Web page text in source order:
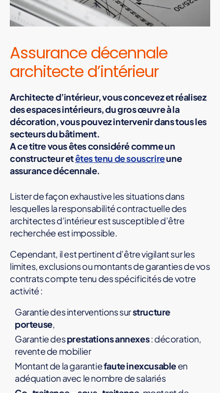
Assurance décennale
architecte d’intérieur
Architecte d’intérieur, vous concevez et réalisez
des espaces intérieurs, du gros œuvre à la
décoration, vous pouvez intervenir dans tous les
secteurs du bâtiment.
A ce titre vous êtes considéré comme un
constructeur etêtes tenu de souscrireune
assurance décennale.
Lister de façon exhaustive les situations dans
lesquelles la responsabilité contractuelle des
architectes d’intérieur est susceptible d’être
recherchée est impossible.
Cependant, il est pertinent d’être vigilant sur les
limites, exclusions ou montants de garanties de vos
contrats compte tenu des spécificités de votre
activité :
Garantie des interventions surstructure
porteuse,
Garantie desprestations annexes: décoration,
revente de mobilier
Montant de la garantiefaute inexcusableen
adéquation avec le nombre de salariés